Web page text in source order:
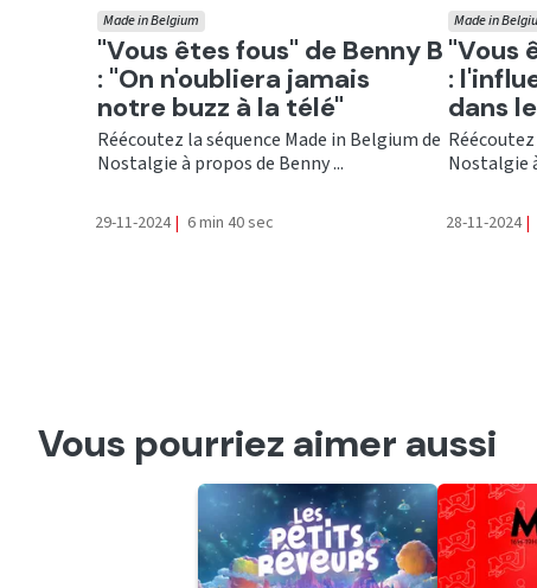
Ecouter
"Vous êtes fous" de Benny B
: "On n'oubliera jamais
notre buzz à la télé"
Made in Belgium
Réécoutez la séquence Made in Belgium de
Nostalgie à propos de Benny ...
29-11-2024 | 6 min 40 sec
"Vous
:
dans
Made in
Nostalgie
28-11-2024 |
Vous pourriez aimer aussi